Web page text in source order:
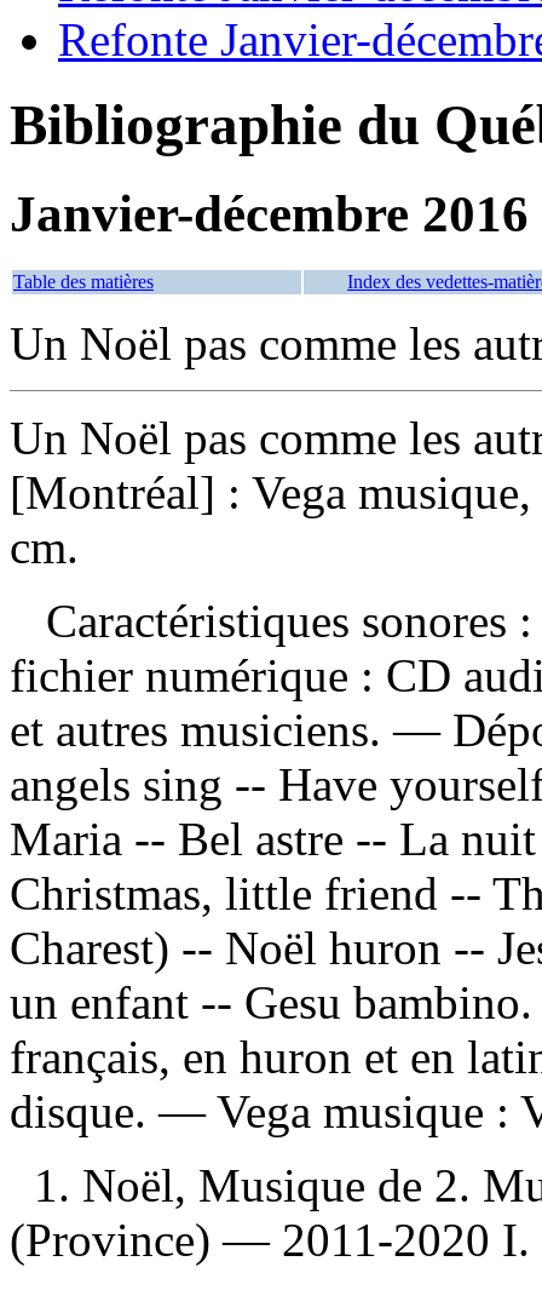
Refonte Janvier-
Bibliographie du
Janvier-décembre 2016
Table des matières Index des vedettes-
Un Noël pas comme les
Un Noël pas comme les
[Montréal] : Vega
cm.
Caractéristiques sonores
fichier numérique : CD
et autres musiciens. —
angels sing -- Have
Maria -- Bel astre -- La
Christmas, little friend --
Charest) -- Noël huron --
un enfant -- Gesu
français, en huron et en
disque. —Vega musique :
1. Noël, Musique de 2.
(Province) — 2011-2020 I.